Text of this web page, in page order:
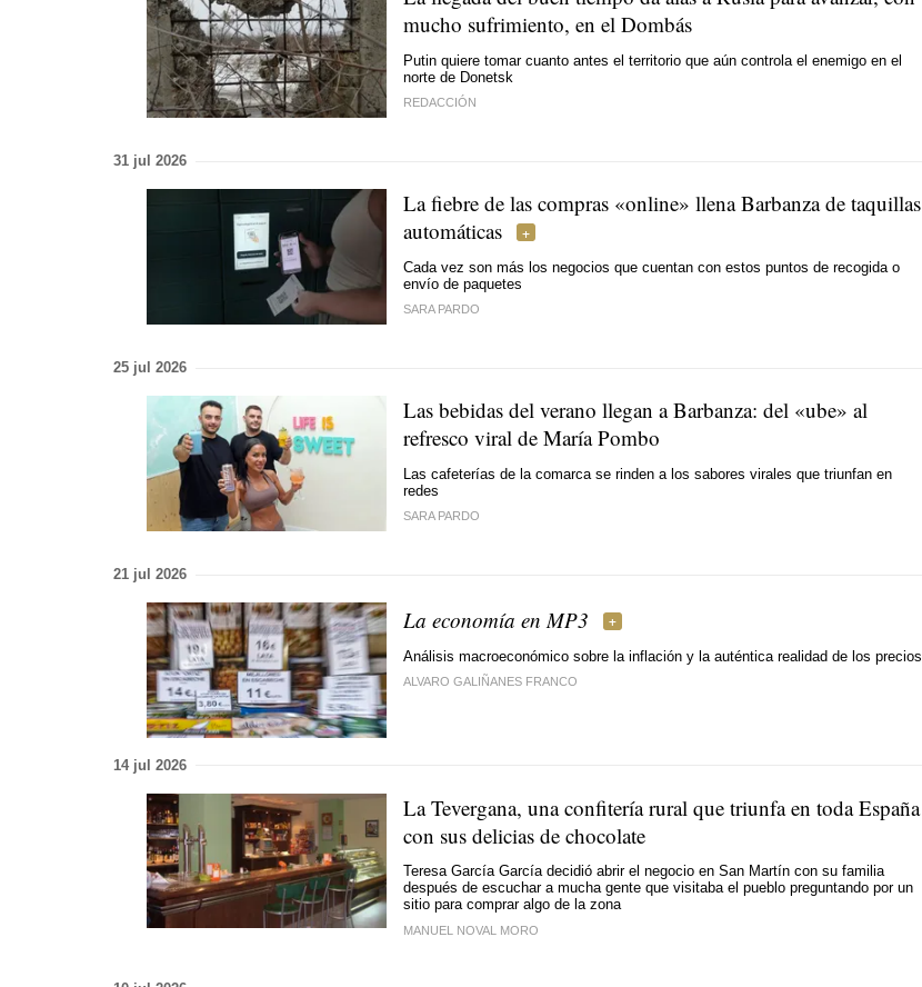
mucho sufrimiento, en el Dombás
Putin quiere tomar cuanto antes el territorio que aún controla el enemigo en el
norte de Donetsk
REDACCIÓN
31 jul 2026
La fiebre de las compras «online» llena Barbanza de taquillas
automáticas
Cada vez son más los negocios que cuentan con estos puntos de recogida o
envío de paquetes
SARA PARDO
25 jul 2026
Las bebidas del verano llegan a Barbanza: del «ube» al
refresco viral de María Pombo
Las cafeterías de la comarca se rinden a los sabores virales que triunfan en
redes
SARA PARDO
21 jul 2026
La economía en MP3
Análisis macroeconómico sobre la inflación y la auténtica realidad de los precios
ALVARO GALIÑANES FRANCO
14 jul 2026
La Tevergana, una confitería rural que triunfa en toda España
con sus delicias de chocolate
Teresa García García decidió abrir el negocio en San Martín con su familia
después de escuchar a mucha gente que visitaba el pueblo preguntando por un
sitio para comprar algo de la zona
MANUEL NOVAL MORO